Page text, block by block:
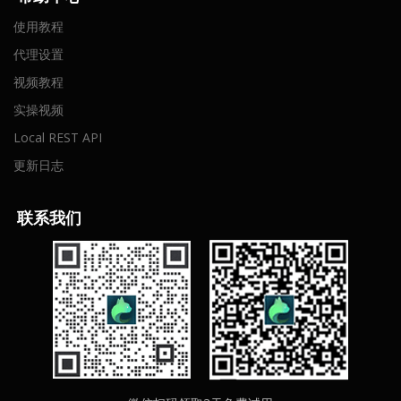
使用教程
代理设置
视频教程
实操视频
Local REST API
更新日志
联系我们